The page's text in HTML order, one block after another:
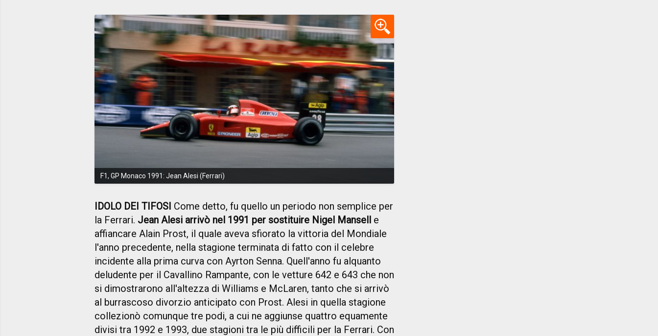
F1, GP Monaco 1991: Jean Alesi (Ferrari)
IDOLO DEI TIFOSI Come detto, fu quello un periodo non semplice per
la Ferrari. Jean Alesi arrivò nel 1991 per sostituire Nigel Mansell e
affiancare Alain Prost, il quale aveva sfiorato la vittoria del Mondiale
l'anno precedente, nella stagione terminata di fatto con il celebre
incidente alla prima curva con Ayrton Senna. Quell'anno fu alquanto
deludente per il Cavallino Rampante, con le vetture 642 e 643 che non
si dimostrarono all'altezza di Williams e McLaren, tanto che si arrivò
al burrascoso divorzio anticipato con Prost. Alesi in quella stagione
collezionò comunque tre podi, a cui ne aggiunse quattro equamente
divisi tra 1992 e 1993, due stagioni tra le più difficili per la Ferrari. Con